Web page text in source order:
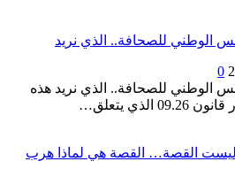
الوطني للصحافة.. الذي نريد
0
الوطني للصحافة.. الذي نريد هذه
يتعلق…
ليست القصة… القصة هي لماذا هرب